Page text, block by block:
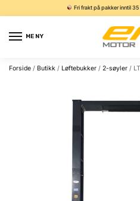
Fri frakt på pakker inntil
MENY
Forside / Butikk / Løftebukker / 2-søyler /